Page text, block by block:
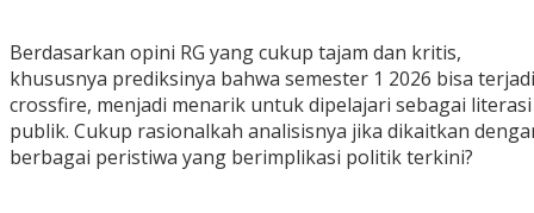
‎Berdasarkan opini RG yang cukup tajam dan kritis,
khususnya prediksinya bahwa semester 1 2026 bisa terjadi
crossfire, menjadi menarik untuk dipelajari sebagai literasi
publik. Cukup rasionalkah analisisnya jika dikaitkan
berbagai peristiwa yang berimplikasi politik terkini?